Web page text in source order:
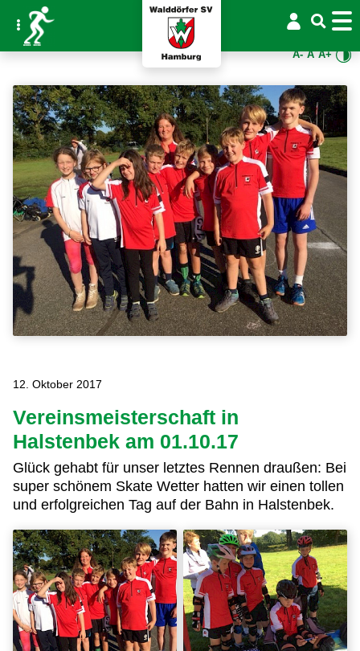
A- A A+
12. Oktober 2017
Vereinsmeisterschaft in
Halstenbek am 01.10.17
Glück gehabt für unser letztes Rennen draußen: Bei
super schönem Skate Wetter hatten wir einen tollen
und erfolgreichen Tag auf der Bahn in Halstenbek.